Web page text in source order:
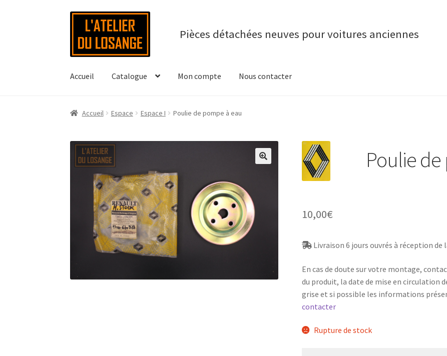
Aller
navigation
Aller
contenu
Pièces détachées neuves pour voitures anciennes
Accueil Catalogue Mon compte Nous contacter
Accueil Espace Espace I Poulie de pompe à eau
Poulie
10,00€
Livraison 6 jours ouvrés à réception de
En cas de doute sur votre montage,
du produit, la date de mise en circulation
grise et si possible les informations
contacter
Rupture de stock